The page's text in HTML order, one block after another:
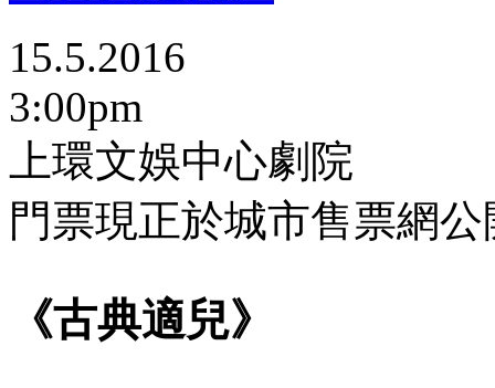
15.5.2016
3:00pm
上環文娛中心劇院
門票現正於城市售票網
《古典適兒》